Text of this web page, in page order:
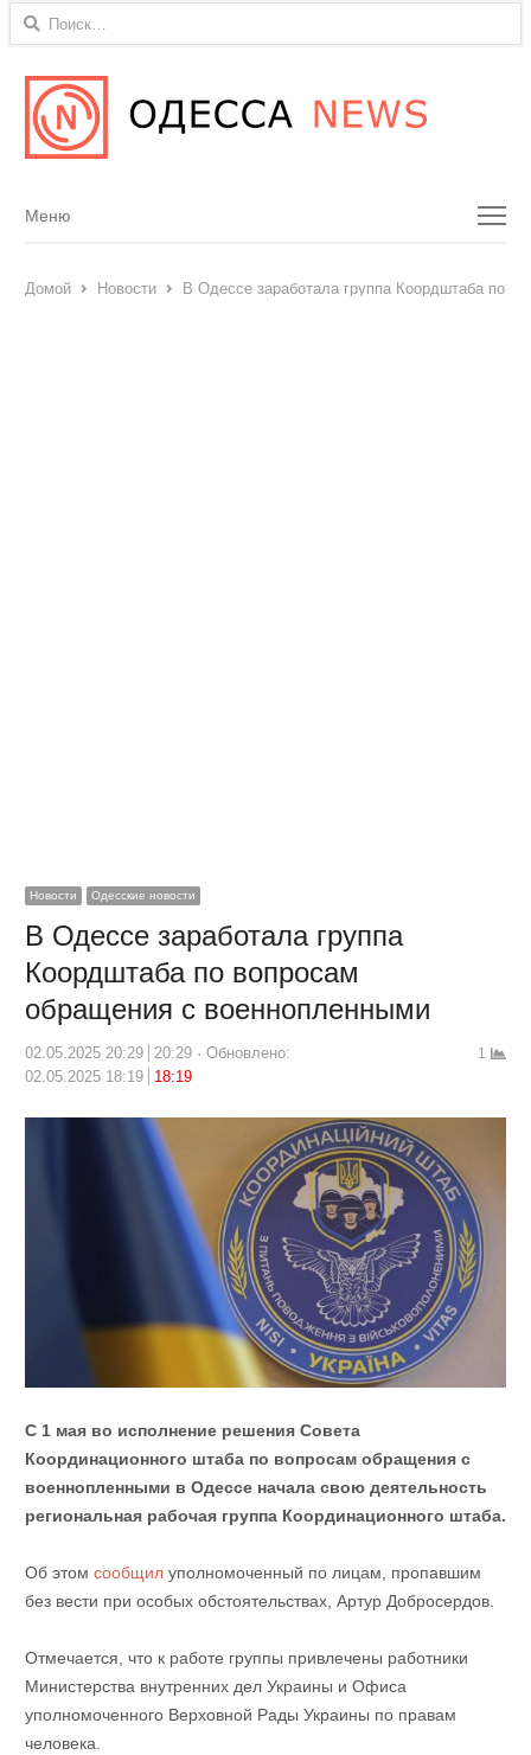
Найти:
Menu
Меню
Домой Новости В Одессе заработала группа Коордштаба по
Новости Одесские новости
В Одессе заработала группа
Коордштаба по вопросам
обращения с военнопленными
02.05.2025 20:29 20:29
Обновлено:
02.05.2025 18:19
18:19
1
С 1 мая во исполнение решения Совета
Координационного штаба по вопросам обращения с
военнопленными в Одессе начала свою деятельность
региональная рабочая группа Координационного штаба.
Об этом сообщилуполномоченный по лицам, пропавшим
без вести при особых обстоятельствах, Артур Добросердов.
Отмечается, что к работе группы привлечены работники
Министерства внутренних дел Украины и Офиса
уполномоченного Верховной Рады Украины по правам
человека.